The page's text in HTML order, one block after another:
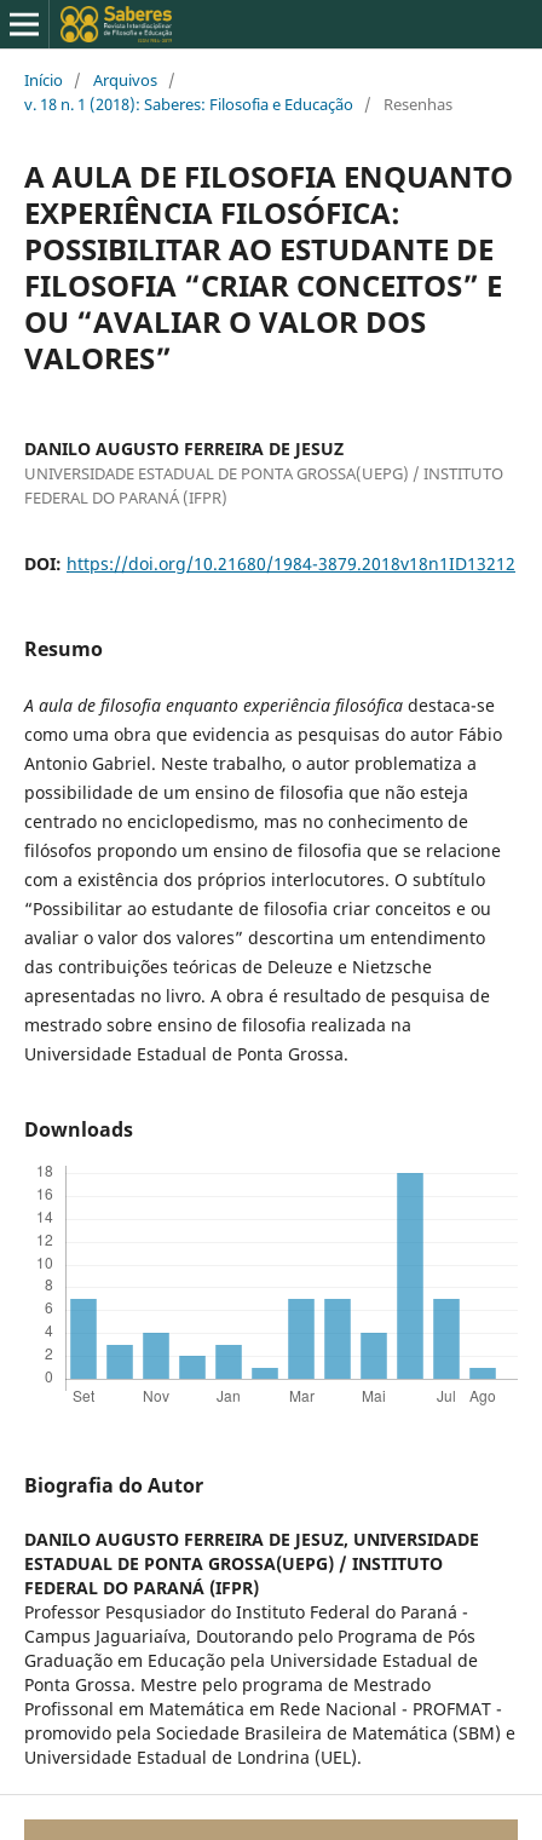
Início / Arquivos /
v. 18 n. 1 (2018): Saberes: Filosofia e Educação / Resenhas
A AULA DE FILOSOFIA ENQUANTO
EXPERIÊNCIA FILOSÓFICA:
POSSIBILITAR AO ESTUDANTE DE
FILOSOFIA “CRIAR CONCEITOS” E
OU “AVALIAR O VALOR DOS
VALORES”
DANILO AUGUSTO FERREIRA DE JESUZ
UNIVERSIDADE ESTADUAL DE PONTA GROSSA(UEPG) / INSTITUTO
FEDERAL DO PARANÁ (IFPR)
DOI: https://doi.org/10.21680/1984-3879.2018v18n1ID13212
Resumo
A aula de filosofia enquanto experiência filosóficadestaca-se
como uma obra que evidencia as pesquisas do autor Fábio
Antonio Gabriel. Neste trabalho, o autor problematiza a
possibilidade de um ensino de filosofia que não esteja
centrado no enciclopedismo, mas no conhecimento de
filósofos propondo um ensino de filosofia que se relacione
com a existência dos próprios interlocutores. O subtítulo
“Possibilitar ao estudante de filosofia criar conceitos e ou
avaliar o valor dos valores” descortina um entendimento
das contribuições teóricas de Deleuze e Nietzsche
apresentadas no livro. A obra é resultado de pesquisa de
mestrado sobre ensino de filosofia realizada na
Universidade Estadual de Ponta Grossa.
Downloads
Biografia do Autor
DANILO AUGUSTO FERREIRA DE JESUZ, UNIVERSIDADE
ESTADUAL DE PONTA GROSSA(UEPG) / INSTITUTO
FEDERAL DO PARANÁ (IFPR)
Professor Pesqusiador do Instituto Federal do Paraná -
Campus Jaguariaíva, Doutorando pelo Programa de Pós
Graduação em Educação pela Universidade Estadual de
Ponta Grossa. Mestre pelo programa de Mestrado
Profissonal em Matemática em Rede Nacional - PROFMAT -
promovido pela Sociedade Brasileira de Matemática (SBM) e
Universidade Estadual de Londrina (UEL).